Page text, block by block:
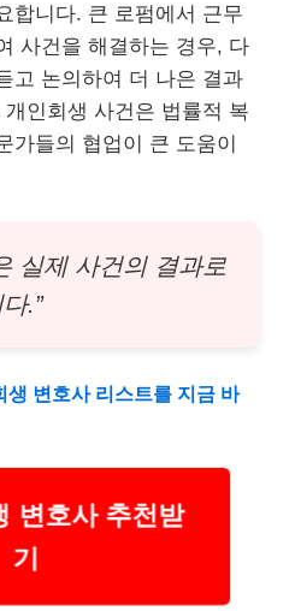
합니다. 큰 로펌에서 근무
사건을 해결하는 경우, 다
고 논의하여 더 나은 결과
인회생 사건은 법률적 복
가들의 협업이 큰 도움이
실제 사건의 결과로
.”
생 변호사 리스트를 지금 바
변호사 추천받
기